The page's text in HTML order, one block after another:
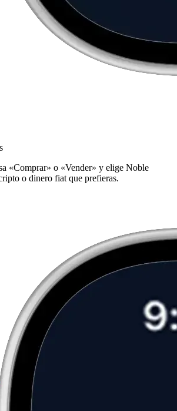
«Comprar» o «Vender» y elige Noble
o dinero fiat que prefieras.